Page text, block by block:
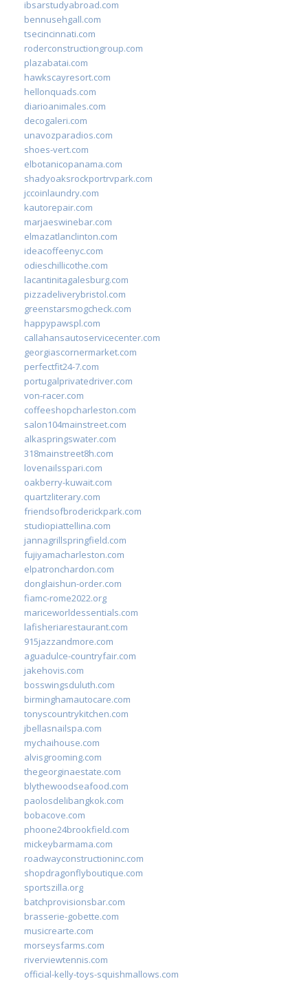
ibsarstudyabroad.com
bennusehgall.com
tsecincinnati.com
roderconstructiongroup.com
plazabatai.com
hawkscayresort.com
hellonquads.com
diarioanimales.com
decogaleri.com
unavozparadios.com
shoes-vert.com
elbotanicopanama.com
shadyoaksrockportrvpark.com
jccoinlaundry.com
kautorepair.com
marjaeswinebar.com
elmazatlanclinton.com
ideacoffeenyc.com
odieschillicothe.com
lacantinitagalesburg.com
pizzadeliverybristol.com
greenstarsmogcheck.com
happypawspl.com
callahansautoservicecenter.com
georgiascornermarket.com
perfectfit24-7.com
portugalprivatedriver.com
von-racer.com
coffeeshopcharleston.com
salon104mainstreet.com
alkaspringswater.com
318mainstreet8h.com
lovenailsspari.com
oakberry-kuwait.com
quartzliterary.com
friendsofbroderickpark.com
studiopiattellina.com
jannagrillspringfield.com
fujiyamacharleston.com
elpatronchardon.com
donglaishun-order.com
fiamc-rome2022.org
mariceworldessentials.com
lafisheriarestaurant.com
915jazzandmore.com
aguadulce-countryfair.com
jakehovis.com
bosswingsduluth.com
birminghamautocare.com
tonyscountrykitchen.com
jbellasnailspa.com
mychaihouse.com
alvisgrooming.com
thegeorginaestate.com
blythewoodseafood.com
paolosdelibangkok.com
bobacove.com
phoone24brookfield.com
mickeybarmama.com
roadwayconstructioninc.com
shopdragonflyboutique.com
sportszilla.org
batchprovisionsbar.com
brasserie-gobette.com
musicrearte.com
morseysfarms.com
riverviewtennis.com
official-kelly-toys-squishmallows.com